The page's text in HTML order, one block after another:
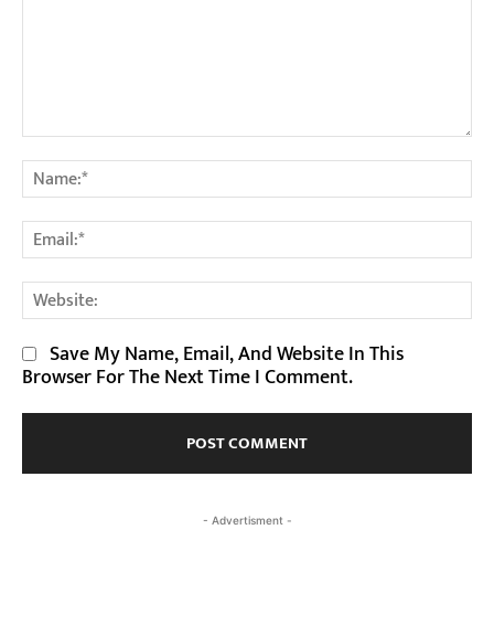
Comment:
Save My Name, Email, And Website In This
Browser For The Next Time I Comment.
- Advertisment -